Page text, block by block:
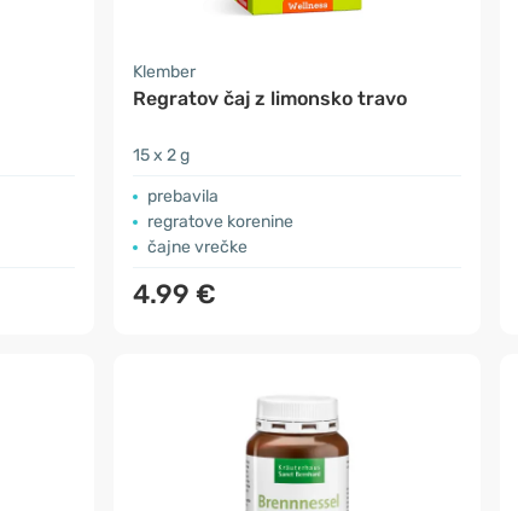
Klember
Regratov čaj z limonsko travo
15 x 2 g
prebavila
regratove korenine
čajne vrečke
4.99 €